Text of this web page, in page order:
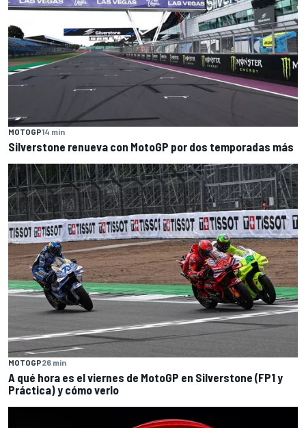
MOTOGP14 min
Silverstone renueva con MotoGP por dos temporadas más
MOTOGP26 min
A qué hora es el viernes de MotoGP en Silverstone (FP1 y
Práctica) y cómo verlo